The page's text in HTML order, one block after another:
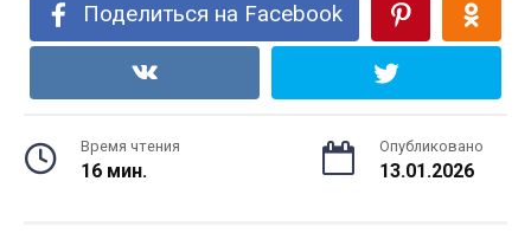
Поделиться на Facebook
Время чтения
16 мин.
Опубликовано
13.01.2026